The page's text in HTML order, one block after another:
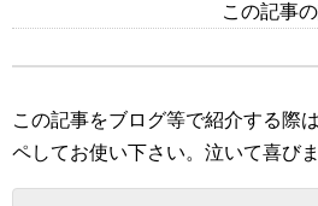
この記事
この記事をブログ等で紹介する際
ペしてお使い下さい。 泣いて喜びま